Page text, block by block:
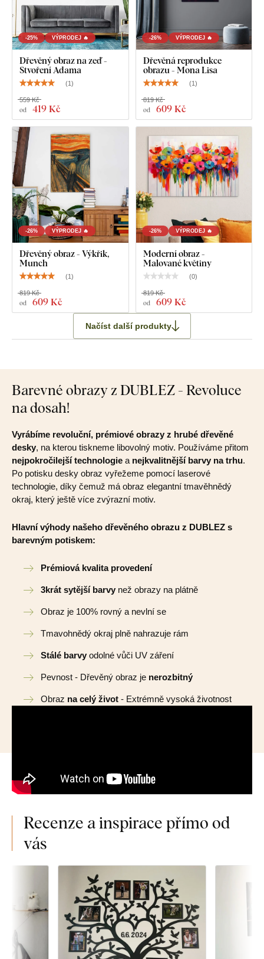
Přehledný návod na montáž
-25% VÝPRODEJ 🔥
Dřevěný obraz na zeď -
Stvoření Adama
(1)
od 419 Kč
559 Kč
-26% VÝPRODEJ 🔥
Dřevěná reprodukce
obrazu - Mona Lisa
(1)
od 609 Kč
819 Kč
-26% VÝPRODEJ 🔥
Dřevěný obraz - Výkřik,
Munch
(1)
od 609 Kč
819 Kč
-26% VÝPRODEJ 🔥
Moderní obraz -
Malované květiny
(0)
od 609 Kč
819 Kč
Načíst další produkty
Barevné obrazy z DUBLEZ - Revoluce
na dosah!
Vyrábíme revoluční, prémiové obrazy z hrubé dřevěné
desky, na kterou tiskneme libovolný motiv. Používáme přitom
nejpokročilejší technologie a nejkvalitnější barvy na trhu.
Po potisku desky obraz vyřežeme pomocí laserové
technologie, díky čemuž má obraz elegantní tmavěhnědý
okraj, který ještě více zvýrazní motiv.
Hlavní výhody našeho dřevěného obrazu z DUBLEZ s
barevným potiskem:
Prémiová kvalita provedení
3krát sytější barvy než obrazy na plátně
Obraz je 100% rovný a nevlní se
Tmavohnědý okraj plně nahrazuje rám
Stálé barvy odolné vůči UV záření
Pevnost - Dřevěný obraz je nerozbitný
Obraz na celý život - Extrémně vysoká životnost
Recenze a inspirace přímo od
vás